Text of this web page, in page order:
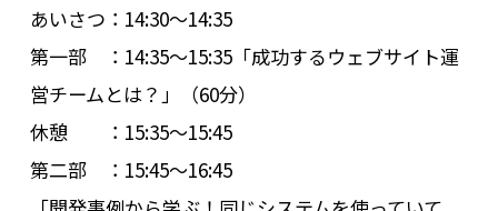
あいさつ：14:30～14:35
第一部 ：14:35～15:35「成功するウェブサイト運
営チームとは？」（60分）
休憩 ：15:35～15:45
第二部 ：15:45～16:45